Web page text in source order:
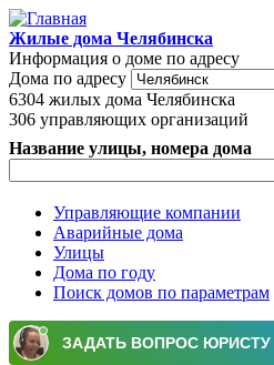
Перейти к основному содержанию
Жилые дома Челябинска
Информация о доме по адресу
Дома по адресу
6304 жилых дома Челябинска
306 управляющих организаций
Название улицы, номера дома
Главное меню
Управляющие компании
Аварийные дома
Улицы
Дома по году
Поиск домов по параметрам